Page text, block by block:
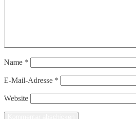
Name *
E-Mail-Adresse *
Website